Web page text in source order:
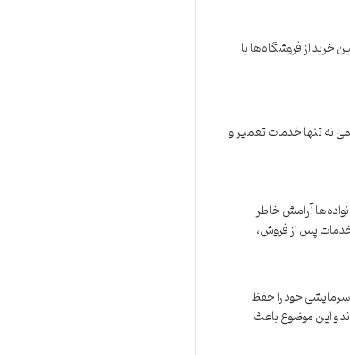
از فروشگاه‌ها یا
نه تنها خدمات تعمیر و
آرامش خاطر
پس از فروش،
خود را حفظ
و این موضوع باعث